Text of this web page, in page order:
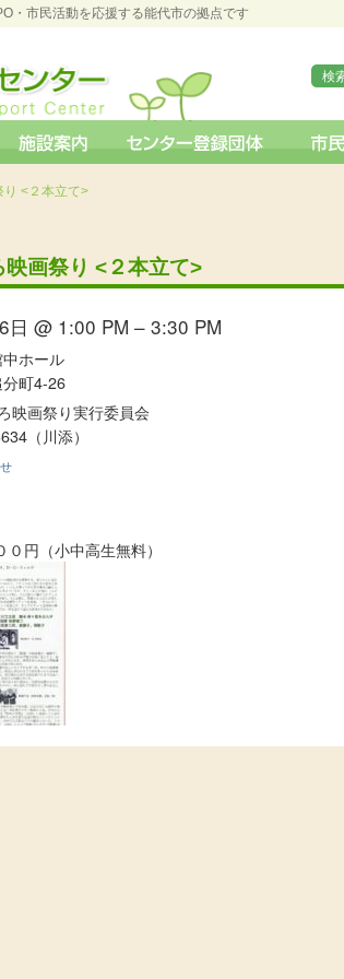
・市民活動を応援する能代市の拠点です
<２本立て>
画祭り <２本立て>
日 @ 1:00 PM – 3:30 PM
ホール
町4-26
映画祭り実行委員会
（川添）
円（小中高生無料）